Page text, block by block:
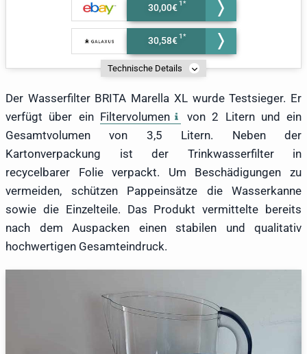
30,00€
30,58€
Technische Details
Der Wasserfilter BRITA Marella XL wurde Testsieger. Er
verfügt über ein Filtervolumen
von 2 Litern und ein
Gesamtvolumen von 3,5 Litern. Neben der
Kartonverpackung ist der Trinkwasserfilter in
recycelbarer Folie verpackt. Um Beschädigungen zu
vermeiden, schützen Pappeinsätze die Wasserkanne
sowie die Einzelteile. Das Produkt vermittelte bereits
nach dem Auspacken einen stabilen und qualitativ
hochwertigen Gesamteindruck.